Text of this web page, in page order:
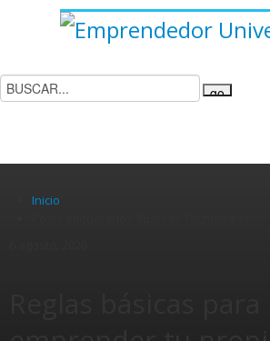
Inicio